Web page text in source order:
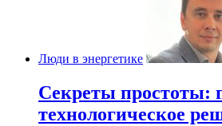
Люди в энергетике
Секреты простоты:
технологическое